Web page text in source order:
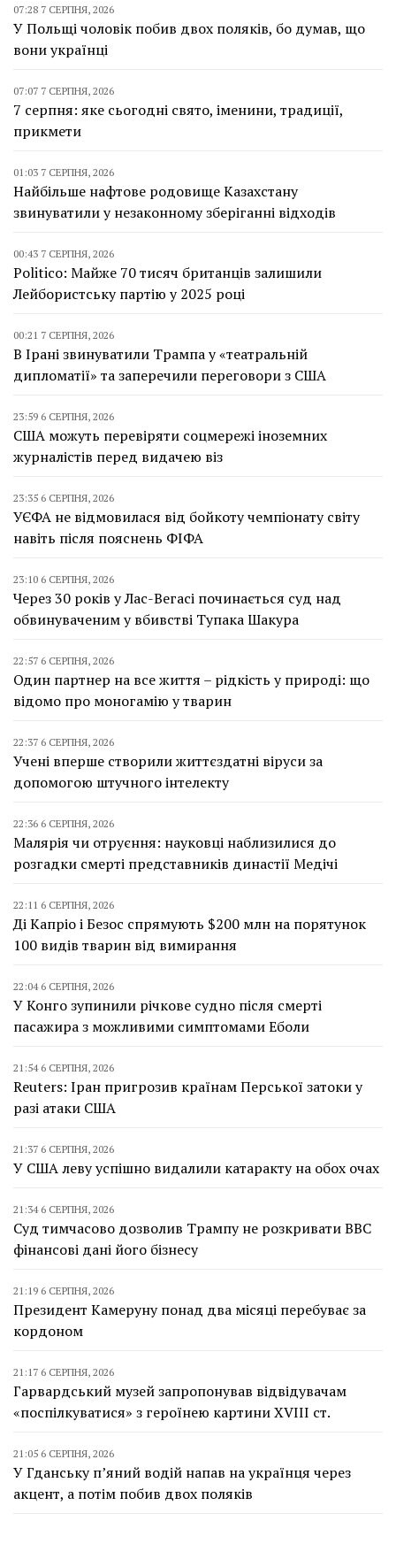
07:28 7 СЕРПНЯ, 2026
У Польщі чоловік побив двох поляків, бо думав, що
вони українці
07:07 7 СЕРПНЯ, 2026
7 серпня: яке сьогодні свято, іменини, традиції,
прикмети
01:03 7 СЕРПНЯ, 2026
Найбільше нафтове родовище Казахстану
звинуватили у незаконному зберіганні відходів
00:43 7 СЕРПНЯ, 2026
Politico: Майже 70 тисяч британців залишили
Лейбористську партію у 2025 році
00:21 7 СЕРПНЯ, 2026
В Ірані звинуватили Трампа у «театральній
дипломатії» та заперечили переговори з США
23:59 6 СЕРПНЯ, 2026
США можуть перевіряти соцмережі іноземних
журналістів перед видачею віз
23:35 6 СЕРПНЯ, 2026
УЄФА не відмовилася від бойкоту чемпіонату світу
навіть після пояснень ФІФА
23:10 6 СЕРПНЯ, 2026
Через 30 років у Лас-Вегасі починається суд над
обвинуваченим у вбивстві Тупака Шакура
22:57 6 СЕРПНЯ, 2026
Один партнер на все життя – рідкість у природі: що
відомо про моногамію у тварин
22:37 6 СЕРПНЯ, 2026
Учені вперше створили життєздатні віруси за
допомогою штучного інтелекту
22:36 6 СЕРПНЯ, 2026
Малярія чи отруєння: науковці наблизилися до
розгадки смерті представників династії Медічі
22:11 6 СЕРПНЯ, 2026
Ді Капріо і Безос спрямують $200 млн на порятунок
100 видів тварин від вимирання
22:04 6 СЕРПНЯ, 2026
У Конго зупинили річкове судно після смерті
пасажира з можливими симптомами Еболи
21:54 6 СЕРПНЯ, 2026
Reuters: Іран пригрозив країнам Перської затоки у
разі атаки США
21:37 6 СЕРПНЯ, 2026
У США леву успішно видалили катаракту на обох очах
21:34 6 СЕРПНЯ, 2026
Суд тимчасово дозволив Трампу не розкривати BBC
фінансові дані його бізнесу
21:19 6 СЕРПНЯ, 2026
Президент Камеруну понад два місяці перебуває за
кордоном
21:17 6 СЕРПНЯ, 2026
Гарвардський музей запропонував відвідувачам
«поспілкуватися» з героїнею картини XVIII ст.
21:05 6 СЕРПНЯ, 2026
У Гданську п’яний водій напав на українця через
акцент, а потім побив двох поляків